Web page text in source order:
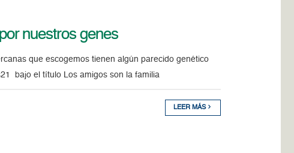
nuestros genes
que escogemos tienen algún parecido genético
bajo el título Los amigos son la familia
LEER MÁS